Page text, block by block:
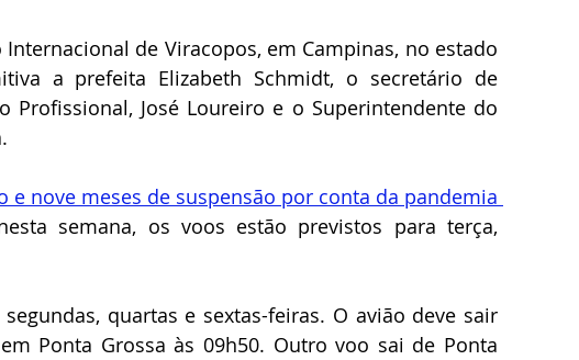
de Viracopos, em Campinas, no estado
a prefeita Elizabeth Schmidt, o secretário de
Profissional, José Loureiro e o Superintendente do
e nove meses de suspensão por conta da pandemia
semana, os voos estão previstos para terça,
quartas e sextas-feiras. O avião deve sair
Ponta Grossa às 09h50. Outro voo sai de Ponta